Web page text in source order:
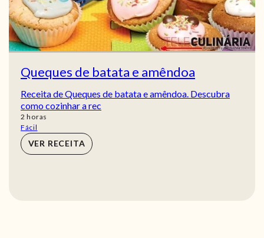
Queques de batata e amêndoa
Receita de Queques de batata e amêndoa. Descubra
como cozinhar a rec
2 horas
horas
Fácil
VER RECEITA